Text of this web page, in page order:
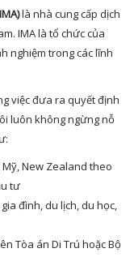
là nhà cung cấp dịch
IMA là tổ chức của
nghiệm trong các lĩnh
việc đưa ra quyết định
luôn không ngừng nỗ
New Zealand theo
tư
đình, du lịch, du học,
Tòa án Di Trú hoặc Bộ